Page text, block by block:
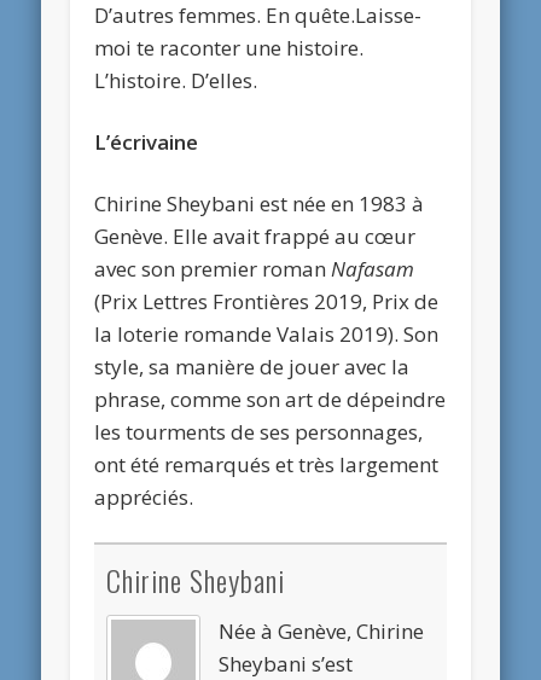
D’autres femmes. En quête.Laisse-
moi te raconter une histoire.
L’histoire. D’elles.
L’écrivaine
Chirine Sheybani est née en 1983 à
Genève. Elle avait frappé au cœur
avec son premier romanNafasam
(Prix Lettres Frontières 2019, Prix de
la loterie romande Valais 2019). Son
style, sa manière de jouer avec la
phrase, comme son art de dépeindre
les tourments de ses personnages,
ont été remarqués et très largement
appréciés.
Chirine Sheybani
Née à Genève, Chirine
Sheybani s’est